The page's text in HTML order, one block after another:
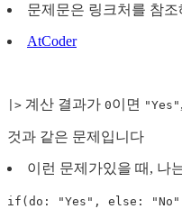
문제문은 링크처를 참조
AtCoder
|> 계산 결과가 0이면 "Yes"
것과 같은 문제입니다
이런 문제가있을 때, 나
if(do: "Yes", else: